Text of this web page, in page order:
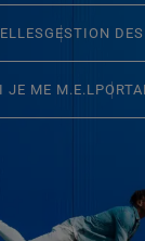
GESTION
JE ME M.E.L